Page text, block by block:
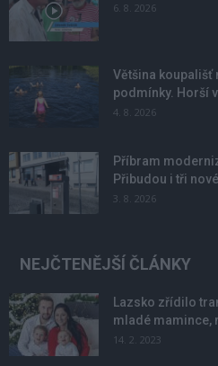
6. 8. 2026
Většina koupališť
podmínky. Horší
4. 8. 2026
Příbram
Přibudou i tři
3. 8. 2026
NEJČTENĚJŠÍ ČLÁNKY
Lazsko zřídilo
mladé mamince,
14. 2. 2023